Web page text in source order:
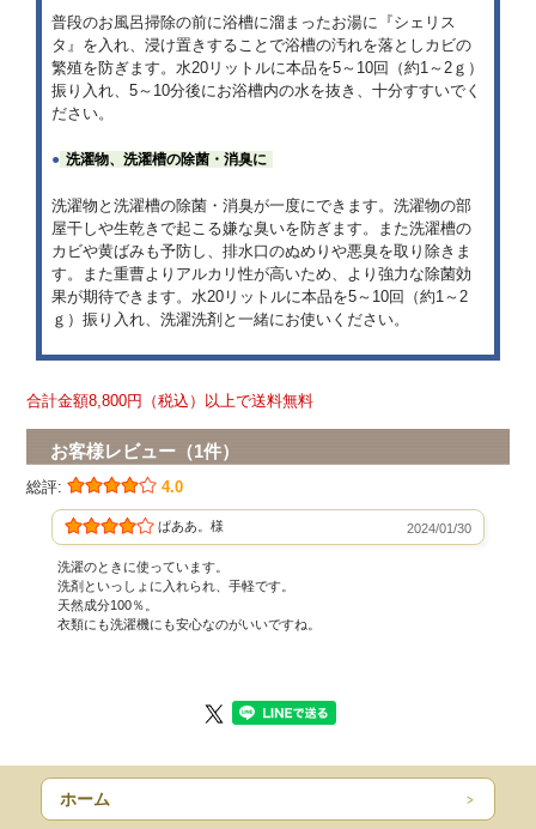
普段のお風呂掃除の前に浴槽に溜まったお湯に『シェリス
タ』を入れ、浸け置きすることで浴槽の汚れを落としカビの
繁殖を防ぎます。水20リットルに本品を5～10回（約1～2ｇ）
振り入れ、5～10分後にお浴槽内の水を抜き、十分すすいでく
ださい。
● 洗濯物、洗濯槽の除菌・消臭に
洗濯物と洗濯槽の除菌・消臭が一度にできます。洗濯物の部
屋干しや生乾きで起こる嫌な臭いを防ぎます。また洗濯槽の
カビや黄ばみも予防し、排水口のぬめりや悪臭を取り除きま
す。また重曹よりアルカリ性が高いため、より強力な除菌効
果が期待できます。水20リットルに本品を5～10回（約1～2
ｇ）振り入れ、洗濯洗剤と一緒にお使いください。
合計金額8,800円（税込）以上で送料無料
お客様レビュー（1件）
総評: 4.0
ぱああ。様 2024/01/30
洗濯のときに使っています。
洗剤といっしょに入れられ、手軽です。
天然成分100％。
衣類にも洗濯機にも安心なのがいいですね。
ホーム